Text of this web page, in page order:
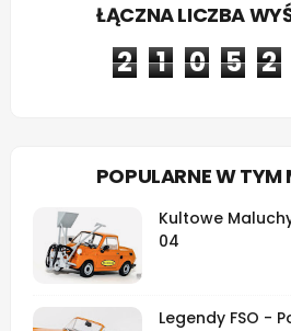
ŁĄCZNA LICZBA
2 1 0 5 2
POPULARNE W TYM
Kultowe
04
Legendy FSO -